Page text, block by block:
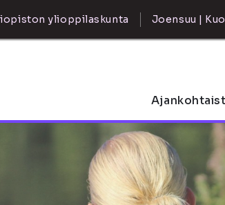
ylioppilaskunta Joensuu |